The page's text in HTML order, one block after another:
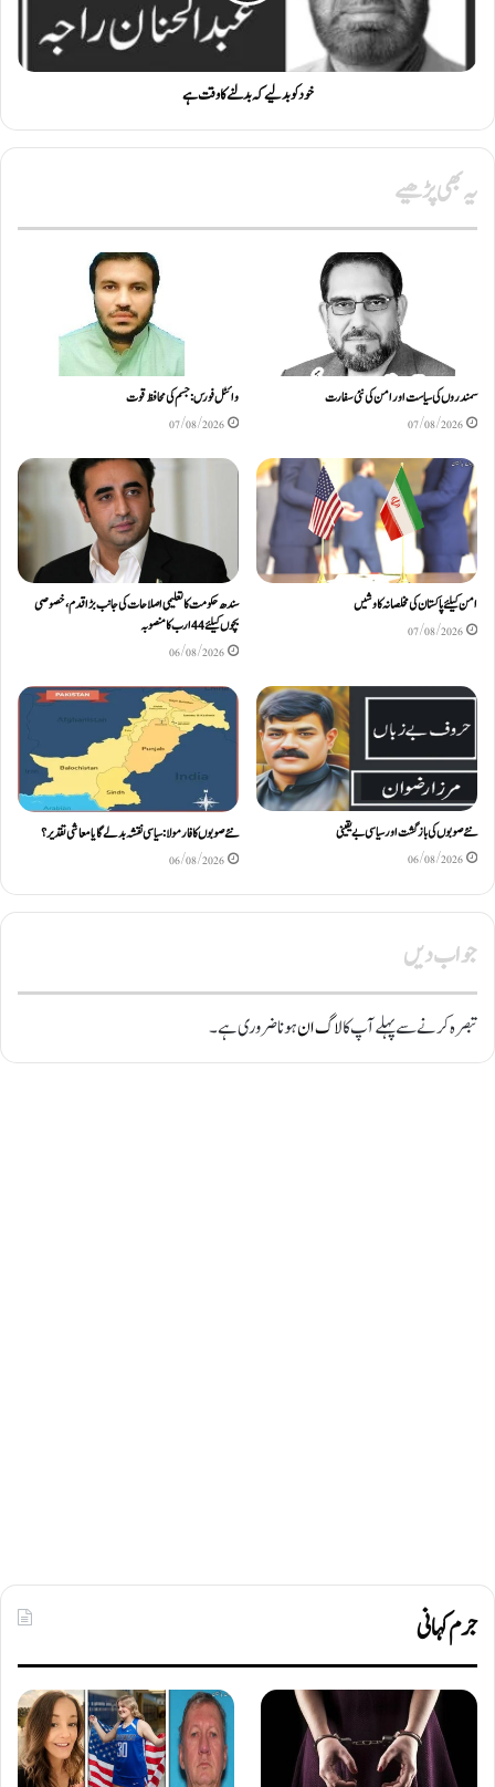
خود کو بدلیے کہ بدلنے کا وقت ہے
یہ بھی پڑھیے
سمندروں کی سیاست اور امن کی نئی سفارت
07/08/2026
وائٹل فورس: جسم کی محافظ قوت
07/08/2026
امن کیلئے پاکستان کی مخلصانہ کاوشیں
07/08/2026
سندھ حکومت کا تعلیمی اصلاحات کی جانب بڑا قدم، خصوصی
بچوں کیلئے44 ارب کا منصوبہ
06/08/2026
نئے صوبوں کی بازگشت اور سیاسی بے یقینی
06/08/2026
نئے صوبوں کا فارمولا: سیاسی نقشہ بدلے گا یا معاشی تقدیر؟
06/08/2026
جواب دیں
تبصرہ کرنے سے پہلے آپ کالاگ انہونا ضروری ہے۔
جرم کہانی